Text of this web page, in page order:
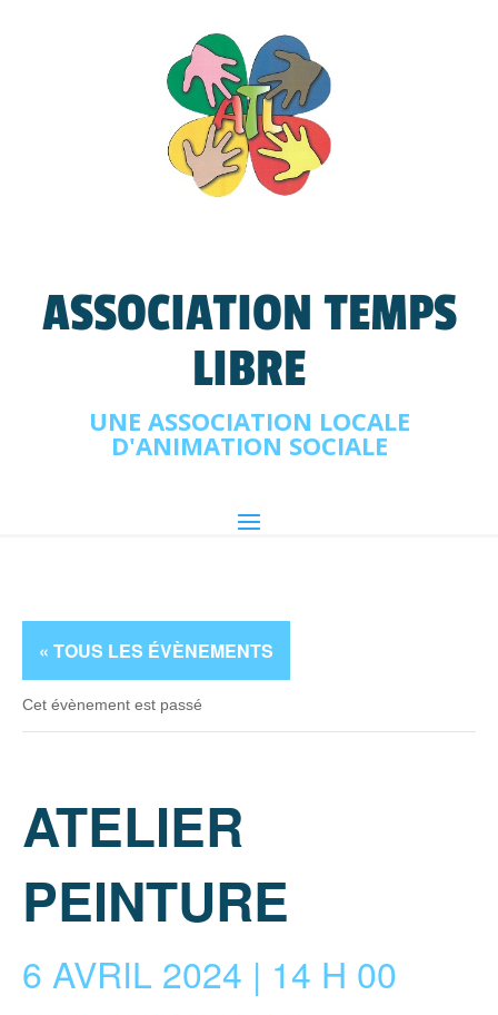
ASSOCIATION TEMPS
LIBRE
UNE ASSOCIATION LOCALE
D'ANIMATION SOCIALE
« TOUS LES ÉVÈNEMENTS
Cet évènement est passé
ATELIER
PEINTURE
6 AVRIL 2024 | 14 H 00